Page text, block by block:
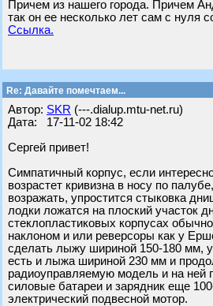
Причем из нашего города. Причем
так он ее несколько лет сам с нуля
Ссылка.
Re: Давайте помечтаем...
Автор: SKR (---.dialup.mtu-net.ru)
Дата: 17-11-02 18:42
Сергей привет!
Симпатичный корпус, если
возрастет кривизна в носу по
возражать, упростится стыковка
лодки ложатся на плоский участок
стеклопластиковых корпусах
наклоном и или реверсоры как у
сделать лыжу шириной 150-180 мм, у
есть и лыжа шириной 230 мм и
радиоуправляемую модель и на ней
силовые батареи и зарядник еще
электрический подвесной мотор.